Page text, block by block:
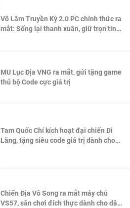
Võ Lâm Truyền Kỳ 2.0 PC chính thức ra
mắt: Sống lại thanh xuân, giữ trọn tinh
MU Lục Địa VNG ra mắt, gửi tặng game
thủ bộ Code cực giá trị
Tam Quốc Chí kích hoạt đại chiến Di
Lăng, tặng siêu code giá trị dành cho
Chiến Địa Vô Song ra mắt máy chủ
VS57, sân chơi đích thực dành cho dân